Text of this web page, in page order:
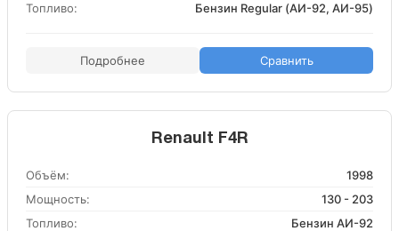
Топливо:
Бензин Regular (АИ-92, АИ-95)
Подробнее Сравнить
Renault F4R
Объём:
1998
Мощность:
130 - 203
Топливо:
Бензин АИ-92